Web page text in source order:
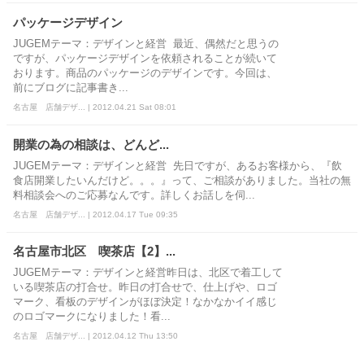
パッケージデザイン
JUGEMテーマ：デザインと経営 最近、偶然だと思うの
ですが、パッケージデザインを依頼されることが続いて
おります。商品のパッケージのデザインです。今回は、
前にブログに記事書き...
名古屋 店舗デザ... | 2012.04.21 Sat 08:01
開業の為の相談は、どんど...
JUGEMテーマ：デザインと経営 先日ですが、あるお客様から、『飲
食店開業したいんだけど。。。』って、ご相談がありました。当社の無
料相談会へのご応募なんです。詳しくお話しを伺...
名古屋 店舗デザ... | 2012.04.17 Tue 09:35
名古屋市北区 喫茶店【2】...
JUGEMテーマ：デザインと経営昨日は、北区で着工して
いる喫茶店の打合せ。昨日の打合せで、仕上げや、ロゴ
マーク、看板のデザインがほぼ決定！なかなかイイ感じ
のロゴマークになりました！看...
名古屋 店舗デザ... | 2012.04.12 Thu 13:50